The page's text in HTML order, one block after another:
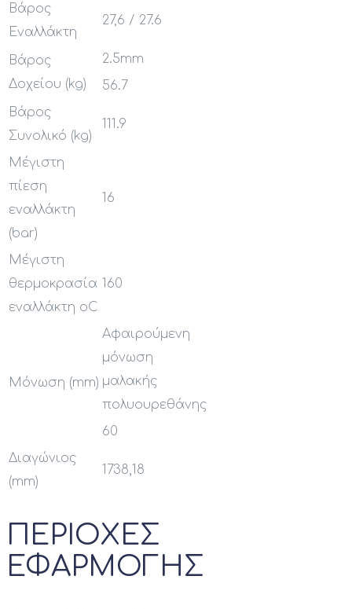
Βάρος
Εναλλάκτη
27,6 / 27.6
Βάρος
Δοχείου (kg)
2.5mm
56.7
Βάρος
Συνολικό (kg)
111.9
Μέγιστη
πίεση
εναλλάκτη
(bar)
16
Μέγιστη
θερμοκρασία
εναλλάκτη oC
160
Μόνωση (mm)
Αφαιρούμενη
μόνωση
μαλακής
πολυουρεθάνης
60
Διαγώνιος
(mm)
1738,18
ΠΕΡΙΟΧΕΣ
ΕΦΑΡΜΟΓΗΣ